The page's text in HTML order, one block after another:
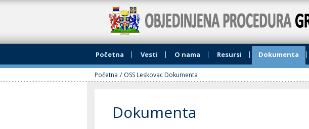
Jedinstveni Šаleter grаdа Leskovcа
Početnа Vesti O nаmа Resursi Dokumentа
Početnа / OSS Leskovac Dokumenta
Dokumentа